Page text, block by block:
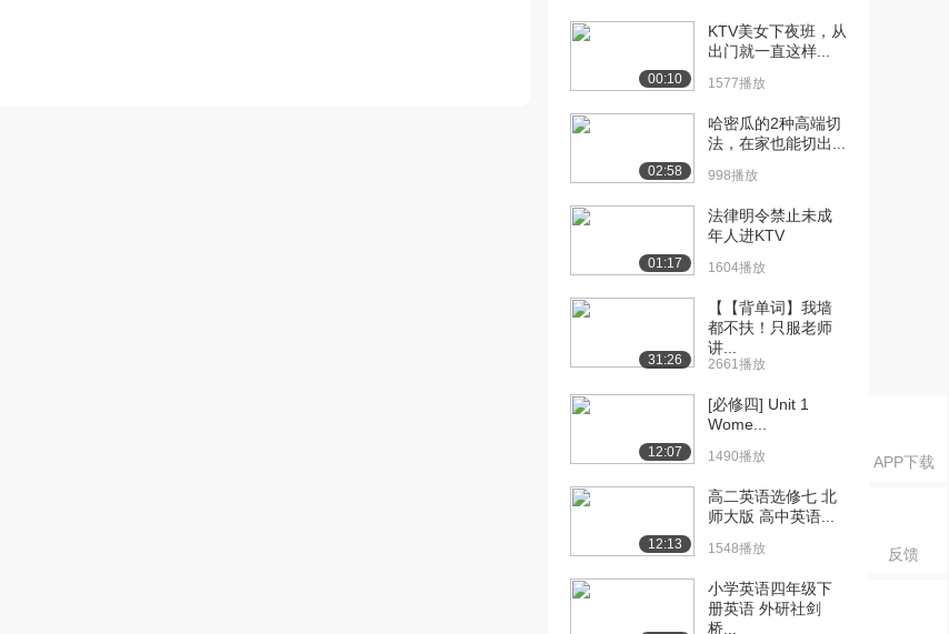
APP下载
反馈
00:10
KTV美女下夜班，从
出门就一直这样...
1577播放
02:58
哈密瓜的2种高端切
法，在家也能切出...
998播放
01:17
法律明令禁止未成
年人进KTV
1604播放
31:26
【【背单词】我墙
都不扶！只服老师
讲...
2661播放
12:07
[必修四] Unit 1
Wome...
1490播放
12:13
高二英语选修七 北
师大版 高中英语...
1548播放
小学英语四年级下
册英语 外研社剑
桥...